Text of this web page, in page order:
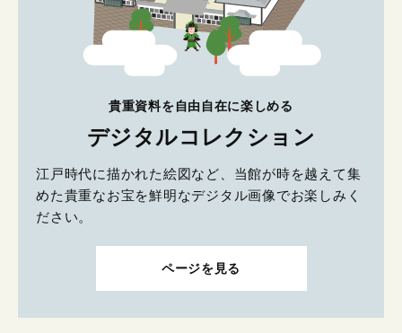
貴重資料を自由自在に楽しめる
デジタルコレクション
江戸時代に描かれた絵図など、当館が時を越えて集
めた貴重なお宝を鮮明なデジタル画像でお楽しみく
ださい。
ページを見る